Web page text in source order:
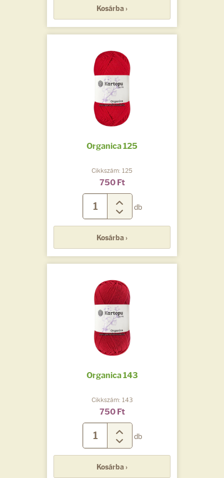
Kosárba ›
Organica 125
Cikkszám: 125
750 Ft
db
Kosárba ›
Organica 143
Cikkszám: 143
750 Ft
db
Kosárba ›